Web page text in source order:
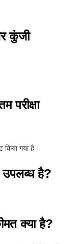
कुंजी
परीक्षा
किया गया है।
उपलब्ध है?
क्या है?